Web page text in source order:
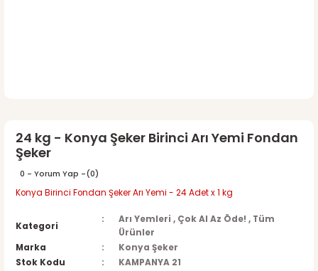
24 kg - Konya Şeker Birinci Arı Yemi Fondan
Şeker
0 - Yorum Yap -(0)
Konya Birinci Fondan Şeker Arı Yemi - 24 Adet x 1 kg
Kategori
Arı Yemleri , Çok Al Az Öde! , Tüm
Ürünler
Marka
Konya Şeker
Stok Kodu
KAMPANYA 21